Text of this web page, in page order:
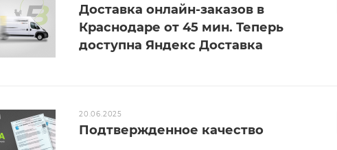
Доставка онлайн-заказов в
Краснодаре от 45 мин. Теперь
доступна Яндекс Доставка
20.06.2025
Подтвержденное качество